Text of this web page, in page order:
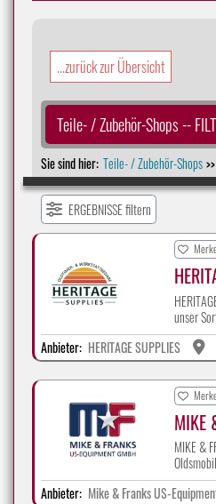
...zurück zur Übersicht
Teile- / Zubehör-Shops --
Sie sind hier: Teile- / Zubehör-Shops >>
ERGEBNISSE filtern
unser
Anbieter: HERITAGE SUPPLIES
MIKE
MIKE &
Anbieter: Mike & Franks US-